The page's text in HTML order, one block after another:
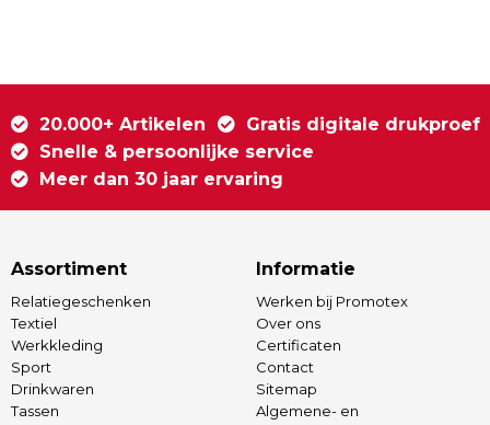
20.000+ Artikelen
Gratis digitale drukproef
Snelle & persoonlijke service
Meer dan 30 jaar ervaring
Assortiment
Relatiegeschenken
Textiel
Werkkleding
Sport
Drinkwaren
Tassen
Informatie
Werken bij Promotex
Over ons
Certificaten
Contact
Sitemap
Algemene- en